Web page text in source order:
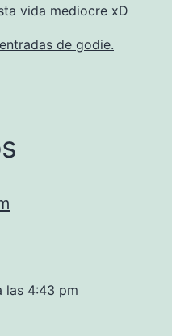
vida mediocre xD
de godie.
las 4:43 pm